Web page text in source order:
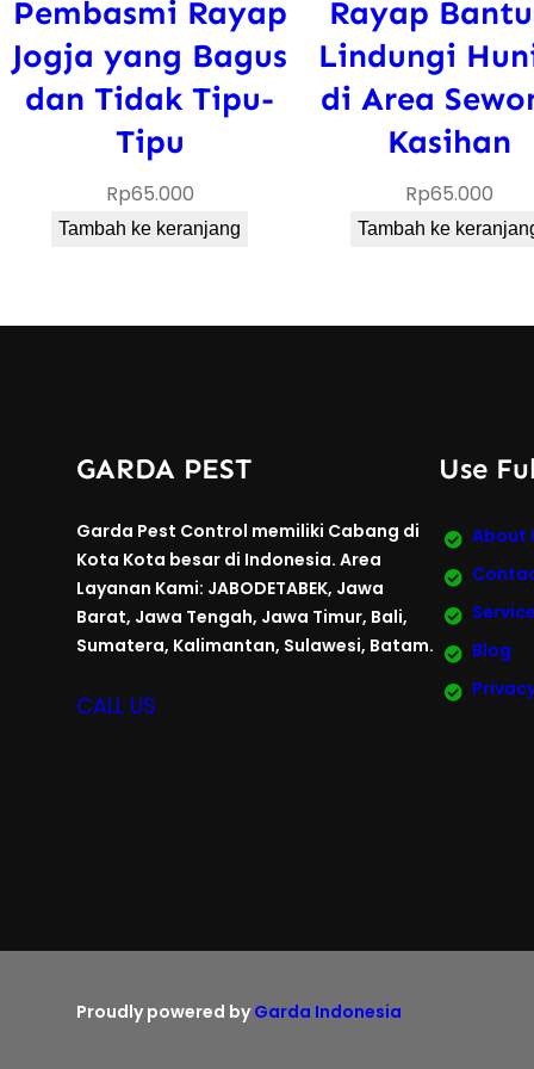
Pembasmi Rayap
Jogja yang Bagus
dan Tidak Tipu-
Tipu
Rp65.000
Tambah ke keranjang
Rayap
Lindungi
di Area
Kasihan
Rp65.000
Tambah ke
GARDA PEST
Garda Pest Control memiliki Cabang di
Kota Kota besar di Indonesia. Area
Layanan Kami: JABODETABEK, Jawa
Barat, Jawa Tengah, Jawa Timur, Bali,
Sumatera, Kalimantan, Sulawesi, Batam.
CALL US
Use
About
Blog
Proudly powered by Garda Indonesia